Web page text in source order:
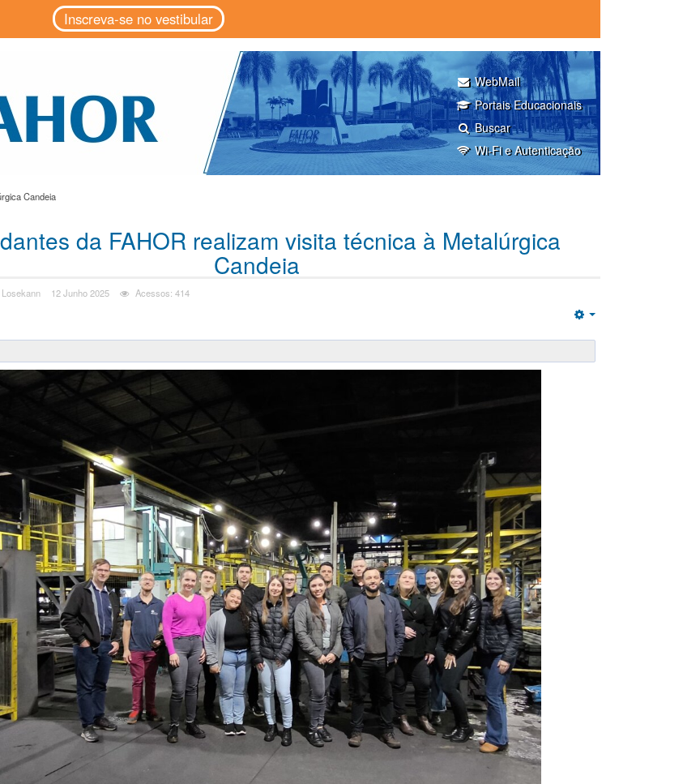
Inscreva-se no vestibular
WebMail
Portais Educacionais
Buscar
Wi-Fi e Autenticação
Candeia
da FAHOR realizam visita técnica à Metalúrgica
Candeia
12 Junho 2025 Acessos: 414